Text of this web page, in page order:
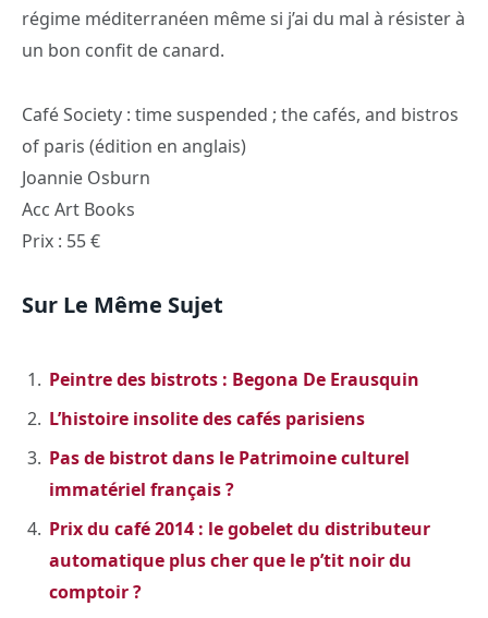
régime méditerranéen même si j’ai du mal à résister à
un bon confit de canard.
Café Society : time suspended ; the cafés, and bistros
of paris (édition en anglais)
Joannie Osburn
Acc Art Books
Prix : 55 €
Sur Le Même Sujet
Peintre des bistrots : Begona De Erausquin
L’histoire insolite des cafés parisiens
Pas de bistrot dans le Patrimoine culturel
immatériel français ?
Prix du café 2014 : le gobelet du distributeur
automatique plus cher que le p’tit noir du
comptoir ?